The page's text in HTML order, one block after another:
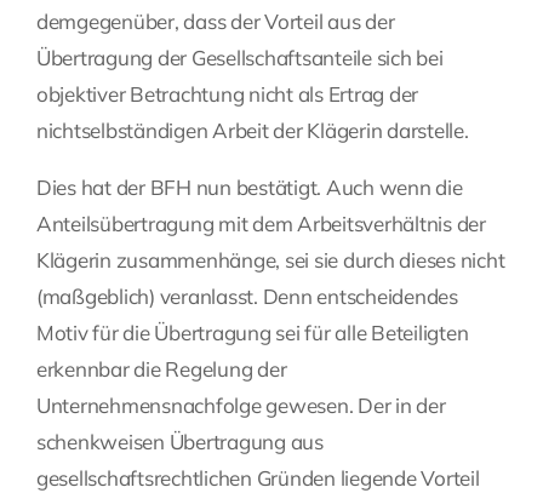
demgegenüber, dass der Vorteil aus der
Übertragung der Gesellschaftsanteile sich bei
objektiver Betrachtung nicht als Ertrag der
nichtselbständigen Arbeit der Klägerin darstelle.
Dies hat der BFH nun bestätigt. Auch wenn die
Anteilsübertragung mit dem Arbeitsverhältnis der
Klägerin zusammenhänge, sei sie durch dieses nicht
(maßgeblich) veranlasst. Denn entscheidendes
Motiv für die Übertragung sei für alle Beteiligten
erkennbar die Regelung der
Unternehmensnachfolge gewesen. Der in der
schenkweisen Übertragung aus
gesellschaftsrechtlichen Gründen liegende Vorteil